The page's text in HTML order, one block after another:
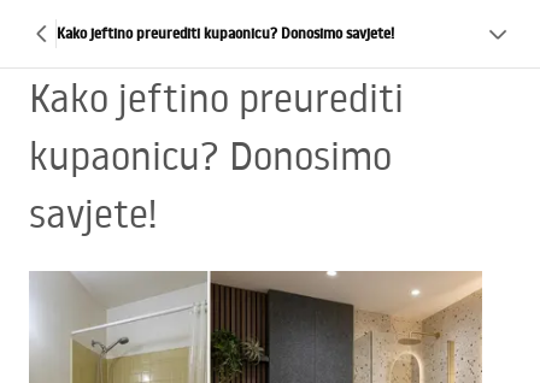
Kako jeftino preurediti kupaonicu? Donosimo savjete!
Kako jeftino preurediti
kupaonicu? Donosimo
savjete!